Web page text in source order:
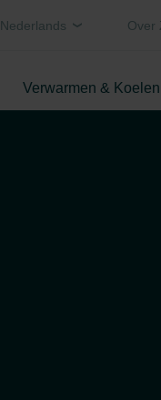
Nederlands Over
Verwarmen & Koelen